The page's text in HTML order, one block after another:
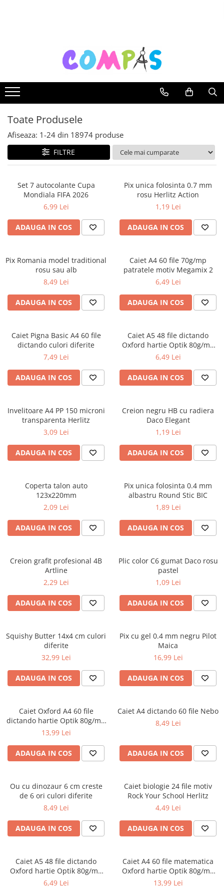
Noutăți Librăria Compas
Souvenir România
Rechizite școlare
Instrumente de scris
Stilouri școlare
Rollere și finelinere
Markere și textmarkere
Creioane grafice
Creioane colorate
Creioane cerate
Radiere
Ascutițori
Mine și rezerve
Cretă școlară și creativă
Coperți caiete si cărți
Carnete pentru elevi
Lupe și articole educative
Foarfece școlare
Globuri pământești
Cutii sandwich și caserole
Termosuri
Pahare și sticle pentru scoală
Cutii pentru depozitare
Caiete școlare și hârtie
Caiete muzică
Caiete geografie și biologie
Caiete foi veline
Vocabulare
Blocuri de desen școlare
Hârtie pentru lucru manual
Accesorii geometrie și matematică
Rigle și Echere
Compasuri
Truse geometrie
Socotitori și bețisoare pentru
numărat
Ghiozdane și rucsacuri
Rucsacuri școlare și casual
Ghiozdane pentru grădinită
Penare
Penare neechipate
Penare tip etui
Acuarele și pensule școlare
Acuarele școlare și Tempera
Pensule școlare
Cărți
Cărți pentru copii
Toate Produsele
Afiseaza: 1-24 din 18974 produse
FILTRE
Set 7 autocolante Cupa
Mondiala FIFA 2026
6,99 Lei
ADAUGA IN COS
Pix unica folosinta 0.7 mm
rosu Herlitz Action
1,19 Lei
ADAUGA IN COS
Pix Romania model traditional
rosu sau alb
8,49 Lei
ADAUGA IN COS
Caiet A4 60 file 70g/mp
patratele motiv Megamix 2
6,49 Lei
ADAUGA IN COS
Caiet Pigna Basic A4 60 file
dictando culori diferite
7,49 Lei
ADAUGA IN COS
Caiet A5 48 file dictando
Oxford hartie Optik 80g/mp
motiv Touch Trend
6,49 Lei
ADAUGA IN COS
Invelitoare A4 PP 150 microni
transparenta Herlitz
3,09 Lei
ADAUGA IN COS
Creion negru HB cu radiera
Daco Elegant
1,19 Lei
ADAUGA IN COS
Coperta talon auto
123x220mm
2,09 Lei
ADAUGA IN COS
Pix unica folosinta 0.4 mm
albastru Round Stic BIC
1,89 Lei
ADAUGA IN COS
Creion grafit profesional 4B
Artline
2,29 Lei
ADAUGA IN COS
Plic color C6 gumat Daco rosu
pastel
1,09 Lei
ADAUGA IN COS
Squishy Butter 14x4 cm culori
diferite
32,99 Lei
ADAUGA IN COS
Pix cu gel 0.4 mm negru Pilot
Maica
16,99 Lei
ADAUGA IN COS
Caiet Oxford A4 60 file
dictando hartie Optik 80g/mp
Touch Pastel
13,99 Lei
ADAUGA IN COS
Caiet A4 dictando 60 file Nebo
8,49 Lei
ADAUGA IN COS
Ou cu dinozaur 6 cm creste
de 6 ori culori diferite
8,49 Lei
ADAUGA IN COS
Caiet biologie 24 file motiv
Rock Your School Herlitz
4,49 Lei
ADAUGA IN COS
Caiet A5 48 file dictando
Oxford hartie Optik 80g/mp
diverse culori
6,49 Lei
Caiet A4 60 file matematica
Oxford hartie Optik 80g/mp
motiv Touch Pastel
13,99 Lei